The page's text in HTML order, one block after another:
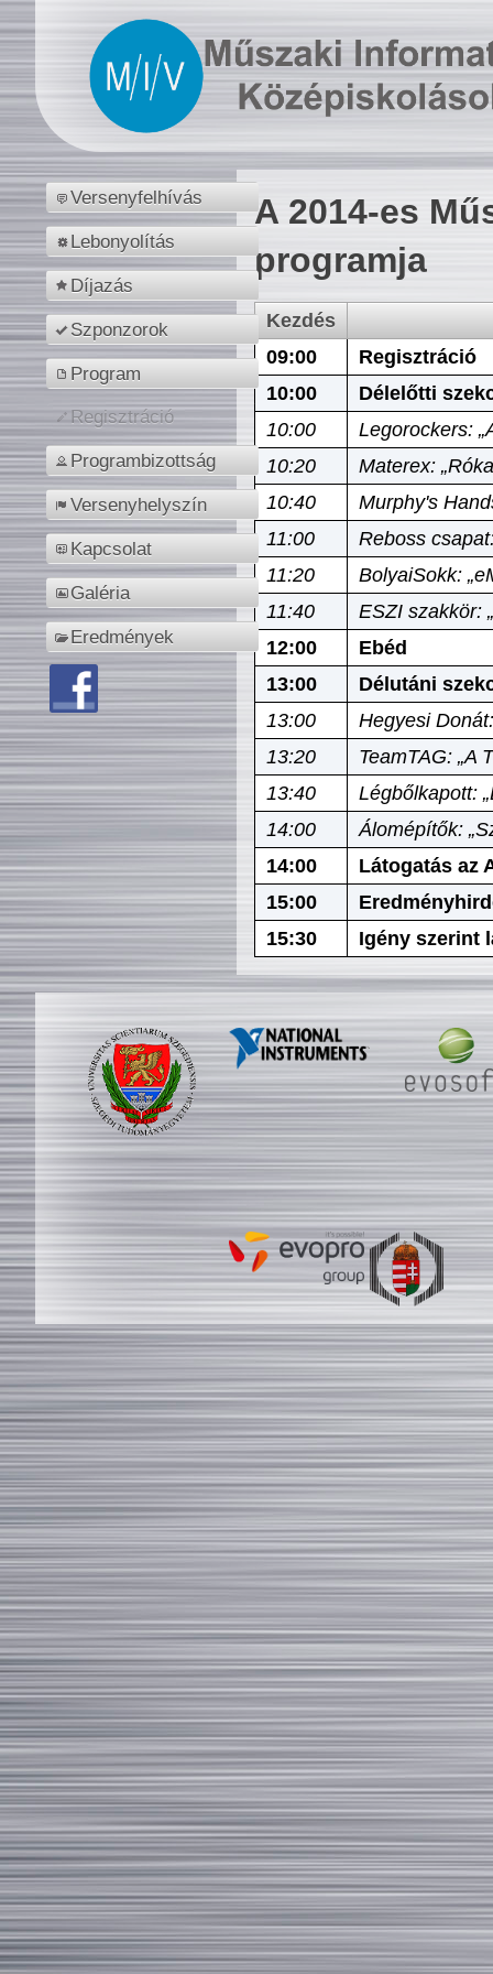
Versenyfelhívás
Lebonyolítás
Díjazás
Szponzorok
Program
Regisztráció
Programbizottság
Versenyhelyszín
Kapcsolat
Galéria
Eredmények
A 2014-es
programja
Kezdés
09:00
Regisztráció
10:00
Délelőtti
10:00
Legorockers:
10:20
Materex:
10:40
Murphy's
11:00
Reboss
11:20
BolyaiSokk:
11:40
ESZI szakkör:
12:00
Ebéd
13:00
Délutáni
13:00
Hegyesi
13:20
TeamTAG: „A
13:40
Légbőlkapott:
14:00
Álomépítők:
14:00
Látogatás az
15:00
15:30
Igény szerint